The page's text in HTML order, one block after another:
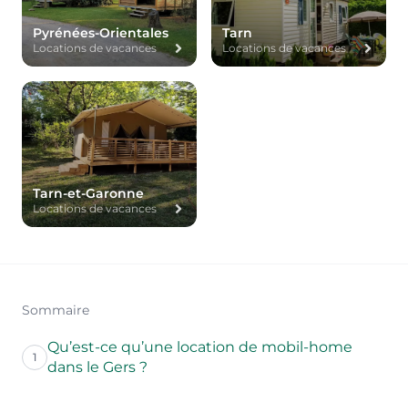
Pyrénées-Orientales
Locations de vacances
Tarn
Locations de vacances
Tarn-et-Garonne
Locations de vacances
Sommaire
1
Qu’est-ce qu’une location de mobil-home
dans le Gers ?